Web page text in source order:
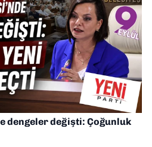
dengeler değişti: Çoğunluk